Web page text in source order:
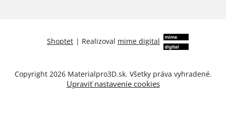
Shoptet | Realizoval mime digital
Copyright 2026 Materialpro3D.sk. Všetky práva vyhradené.
Upraviť nastavenie cookies